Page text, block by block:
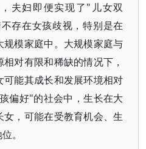
夫妇即便实现了"儿女双
存在女孩歧视，特别是在
模家庭中。大规模家庭与
对有限和稀缺的情况下，
可能其成长和发展环境相对
偏好"的社会中，生长在大
，可能在受教育机会、生
。